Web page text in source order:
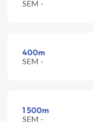
SEM -
400m
SEM -
1 500m
SEM -